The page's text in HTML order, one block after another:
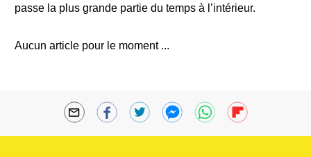
passe la plus grande partie du temps à l’intérieur.
Aucun article pour le moment ...